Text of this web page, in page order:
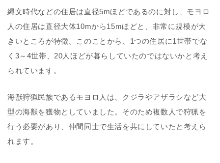
縄文時代などの住居は直径5mほどであるのに対し、モヨロ
人の住居は直径大体10mから15mほどと、非常に規模が大
きいところが特徴。このことから、1つの住居に1世帯でな
く3～4世帯、20人ほどが暮らしていたのではないかと考え
られています。
海獣狩猟民族であるモヨロ人は、クジラやアザラシなど大
型の海獣を獲物としていました。そのため複数人で狩猟を
行う必要があり、仲間同士で生活を共にしていたと考えら
れます。